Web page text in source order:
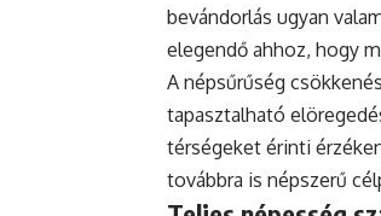
bevándorlás ugyan
elegendő ahhoz, hogy
A népsűrűség
tapasztalható
térségeket érinti
továbbra is népszerű